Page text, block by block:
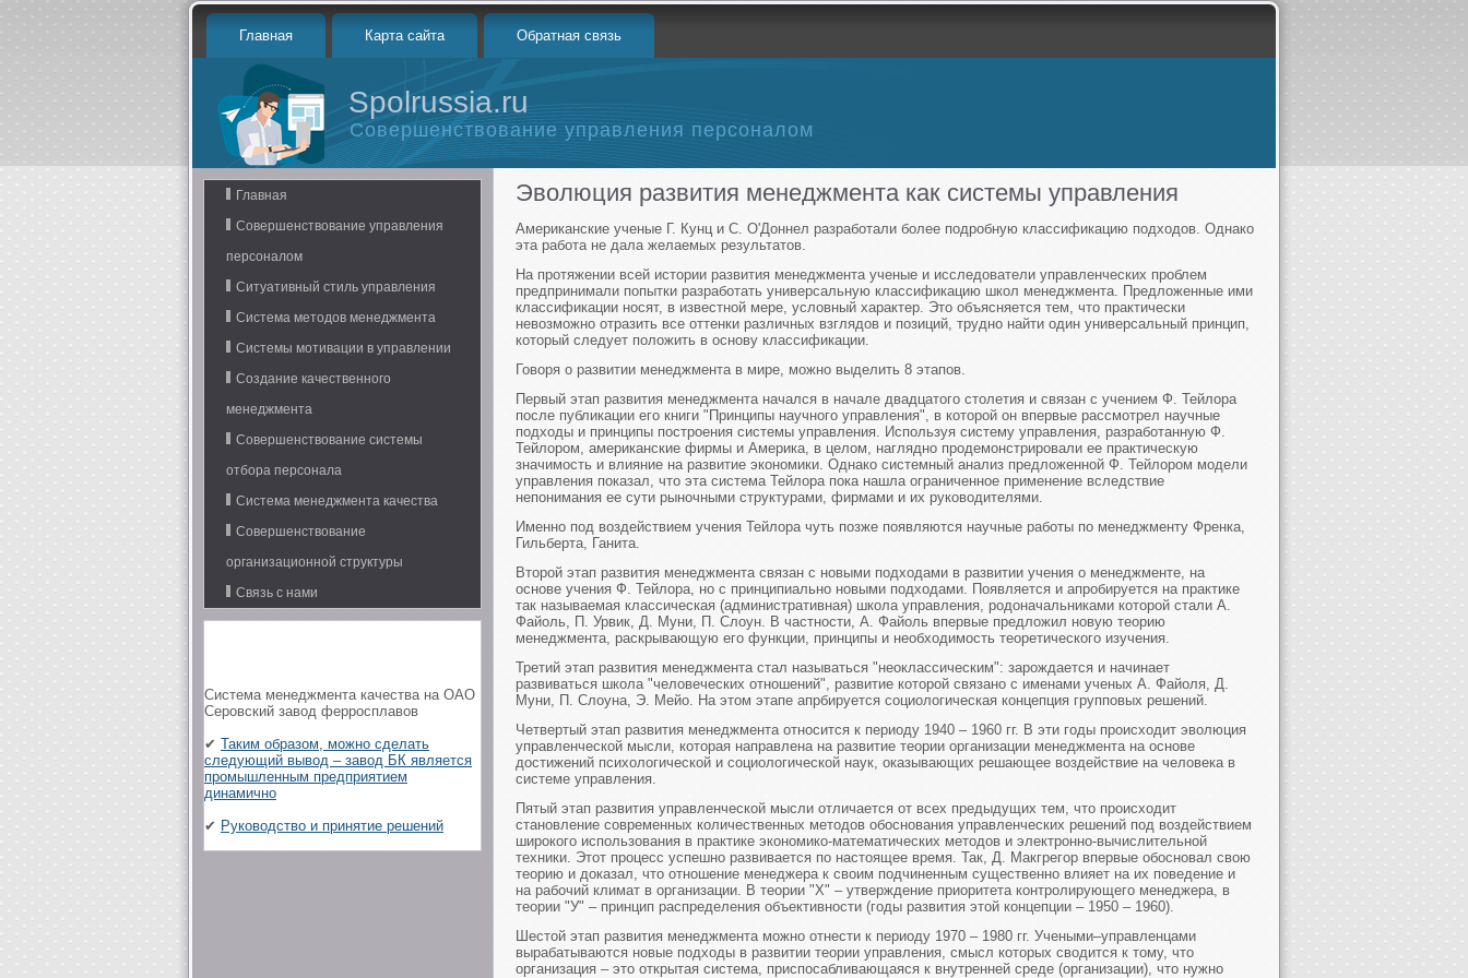
Главная Карта сайта Обратная связь
Spolrussia.ru
Совершенствование управления персоналом
Главная
Совершенствование управления
персоналом
Ситуативный стиль управления
Система методов менеджмента
Системы мотивации в управлении
Создание качественного
менеджмента
Совершенствование системы
отбора персонала
Система менеджмента качества
Совершенствование
организационной структуры
Связь с нами
Система менеджмента качества на ОАО
Серовский завод ферросплавов
✔ Таким образом, можно сделать
следующий вывод – завод БК является
промышленным предприятием
динамично
✔ Руководство и принятие решений
Эволюция развития менеджмента как системы управления
Американские ученые Г. Кунц и С. О'Доннел разработали более подробную классификацию подходов. Однако
эта работа не дала желаемых результатов.
На протяжении всей истории развития менеджмента ученые и исследователи управленческих проблем
предпринимали попытки разработать универсальную классификацию школ менеджмента. Предложенные ими
классификации носят, в известной мере, условный характер. Это объясняется тем, что практически
невозможно отразить все оттенки различных взглядов и позиций, трудно найти один универсальный принцип,
который следует положить в основу классификации.
Говоря о развитии менеджмента в мире, можно выделить 8 этапов.
Первый этап развития менеджмента начался в начале двадцатого столетия и связан с учением Ф. Тейлора
после публикации его книги "Принципы научного управления", в которой он впервые рассмотрел научные
подходы и принципы построения системы управления. Используя систему управления, разработанную Ф.
Тейлором, американские фирмы и Америка, в целом, наглядно продемонстрировали ее практическую
значимость и влияние на развитие экономики. Однако системный анализ предложенной Ф. Тейлором модели
управления показал, что эта система Тейлора пока нашла ограниченное применение вследствие
непонимания ее сути рыночными структурами, фирмами и их руководителями.
Именно под воздействием учения Тейлора чуть позже появляются научные работы по менеджменту Френка,
Гильберта, Ганита.
Второй этап развития менеджмента связан с новыми подходами в развитии учения о менеджменте, на
основе учения Ф. Тейлора, но с принципиально новыми подходами. Появляется и апробируется на практике
так называемая классическая (административная) школа управления, родоначальниками которой стали А.
Файоль, П. Урвик, Д. Муни, П. Слоун. В частности, А. Файоль впервые предложил новую теорию
менеджмента, раскрывающую его функции, принципы и необходимость теоретического изучения.
Третий этап развития менеджмента стал называться "неоклассическим": зарождается и начинает
развиваться школа "человеческих отношений", развитие которой связано с именами ученых А. Файоля, Д.
Муни, П. Слоуна, Э. Мейо. На этом этапе апрбируется социологическая концепция групповых решений.
Четвертый этап развития менеджмента относится к периоду 1940 – 1960 гг. В эти годы происходит эволюция
управленческой мысли, которая направлена на развитие теории организации менеджмента на основе
достижений психологической и социологической наук, оказывающих решающее воздействие на человека в
системе управления.
Пятый этап развития управленческой мысли отличается от всех предыдущих тем, что происходит
становление современных количественных методов обоснования управленческих решений под воздействием
широкого использования в практике экономико-математических методов и электронно-вычислительной
техники. Этот процесс успешно развивается по настоящее время. Так, Д. Макгрегор впервые обосновал свою
теорию и доказал, что отношение менеджера к своим подчиненным существенно влияет на их поведение и
на рабочий климат в организации. В теории "X" – утверждение приоритета контролирующего менеджера, в
теории "У" – принцип распределения объективности (годы развития этой концепции – 1950 – 1960).
Шестой этап развития менеджмента можно отнести к периоду 1970 – 1980 гг. Учеными–управленцами
вырабатываются новые подходы в развитии теории управления, смысл которых сводится к тому, что
организация – это открытая система, приспосабливающаяся к внутренней среде (организации), что нужно